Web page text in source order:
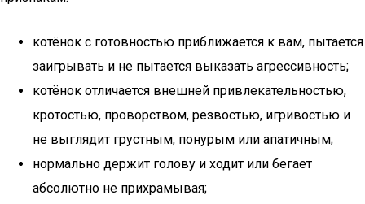
котёнок с готовностью приближается к вам, пытается
заигрывать и не пытается выказать агрессивность;
котёнок отличается внешней привлекательностью,
кротостью, проворством, резвостью, игривостью и
не выглядит грустным, понурым или апатичным;
нормально держит голову и ходит или бегает
абсолютно не прихрамывая;